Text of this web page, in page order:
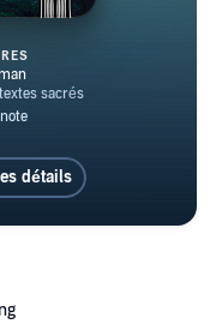
Visioning
détails